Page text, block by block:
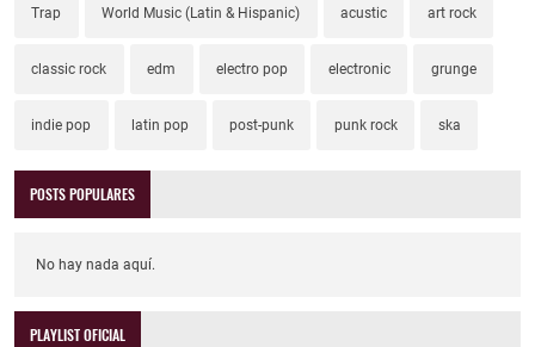
Trap World Music (Latin & Hispanic) acustic art rock
classic rock edm electro pop electronic grunge
indie pop latin pop post-punk punk rock ska
POSTS POPULARES
No hay nada aquí.
PLAYLIST OFICIAL